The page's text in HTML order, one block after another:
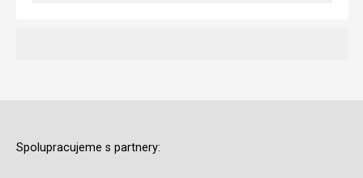
Spolupracujeme s partnery: